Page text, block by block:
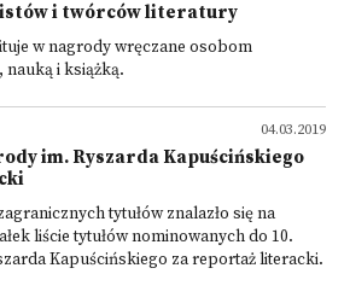
i twórców literatury
w nagrody wręczane osobom
nauką i książką.
04.03.2019
im. Ryszarda Kapuścińskiego
tytułów znalazło się na
liście tytułów nominowanych do 10.
Kapuścińskiego za reportaż literacki.